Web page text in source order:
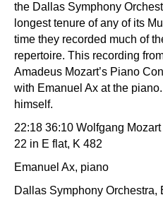
the Dallas Symphony
longest tenure of any of its
time they recorded much of
repertoire. This recording
Amadeus Mozart’s Piano
with Emanuel Ax at the
himself.
22:18 36:10 Wolfgang
22 in E flat, K 482
Emanuel Ax, piano
Dallas Symphony Orchestra,